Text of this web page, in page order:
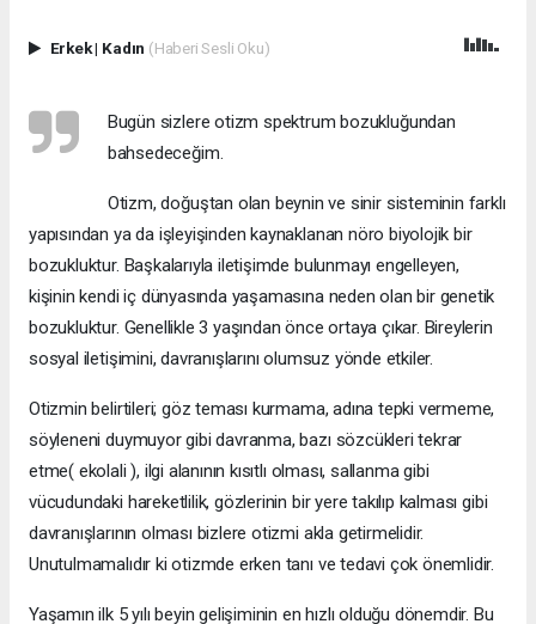
Erkek| Kadın (Haberi Sesli Oku)
Bugün sizlere otizm spektrum bozukluğundan
bahsedeceğim.
Otizm, doğuştan olan beynin ve sinir sisteminin farklı
yapısından ya da işleyişinden kaynaklanan nöro biyolojik bir
bozukluktur. Başkalarıyla iletişimde bulunmayı engelleyen,
kişinin kendi iç dünyasında yaşamasına neden olan bir genetik
bozukluktur. Genellikle 3 yaşından önce ortaya çıkar. Bireylerin
sosyal iletişimini, davranışlarını olumsuz yönde etkiler.
Otizmin belirtileri; göz teması kurmama, adına tepki vermeme,
söyleneni duymuyor gibi davranma, bazı sözcükleri tekrar
etme( ekolali ), ilgi alanının kısıtlı olması, sallanma gibi
vücudundaki hareketlilik, gözlerinin bir yere takılıp kalması gibi
davranışlarının olması bizlere otizmi akla getirmelidir.
Unutulmamalıdır ki otizmde erken tanı ve tedavi çok önemlidir.
Yaşamın ilk 5 yılı beyin gelişiminin en hızlı olduğu dönemdir. Bu